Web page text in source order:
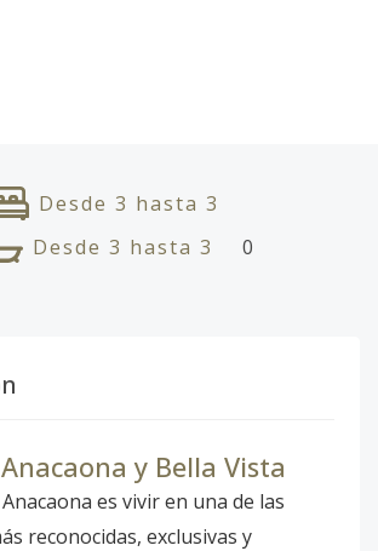
Desde 3 hasta 3
Desde 3 hasta 3 0
y Bella Vista
es vivir en una de las
reconocidas, exclusivas y